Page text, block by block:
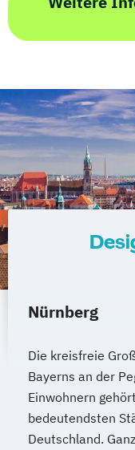
Nürnberg
Die kreisfreie
Bayerns an der
Einwohnern
bedeutendsten
Deutschland.